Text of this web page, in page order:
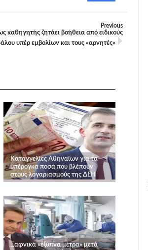
Previous
καθηγητής ζητάει βοήθεια από ειδικούς
υπέρ εμβολίων και τους «αρνητές»
Καταγγελίες Αθηναίων για τα
υπέρογκα ποσά που βλέπουν
στους λογαριασμούς της ΔΕΗ
Ξαφνικά «έξυπνα μέτρα» μετά